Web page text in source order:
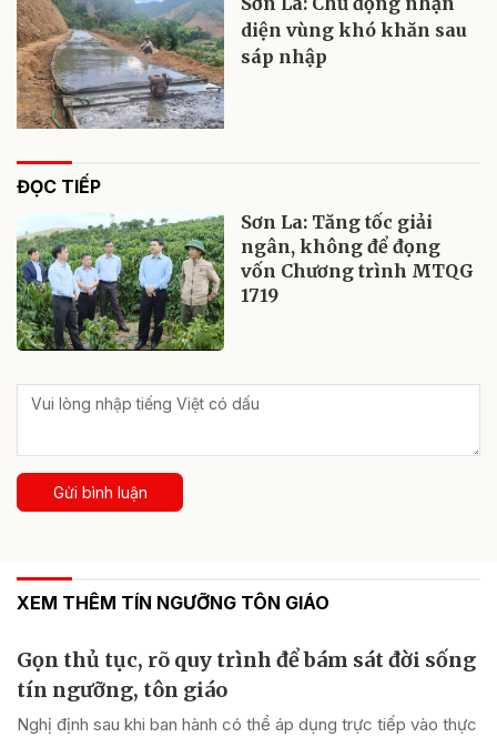
diện vùng khó khăn sau
sáp nhập
ĐỌC TIẾP
Sơn La: Tăng tốc giải
ngân, không để đọng
vốn Chương trình MTQG
1719
Gửi bình luận
XEM THÊM TÍN NGƯỠNG TÔN GIÁO
Gọn thủ tục, rõ quy trình để bám sát đời sống
tín ngưỡng, tôn giáo
Nghị định sau khi ban hành có thể áp dụng trực tiếp vào thực